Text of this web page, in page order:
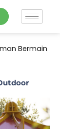
Bermain